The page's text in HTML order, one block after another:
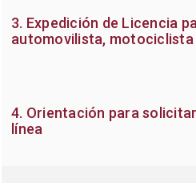
3. Expedición de Licencia
automovilista,
4. Orientación para
línea